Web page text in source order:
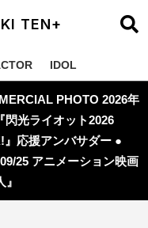
TEN+
IDOL
PHOTO 2026年
閃光ライオット2026
応援アンバサダー ●
25 アニメーション映画